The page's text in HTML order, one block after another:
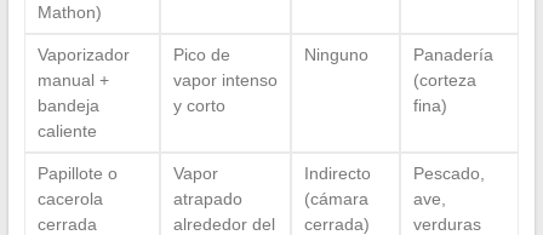
Mathon)
Vaporizador
manual +
bandeja
caliente
Pico de
vapor intenso
y corto
Ninguno
Panadería
(corteza
fina)
Papillote o
cacerola
cerrada
Vapor
atrapado
alrededor del
Indirecto
(cámara
cerrada)
Pescado,
ave,
verduras